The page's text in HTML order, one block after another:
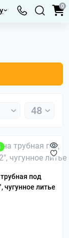
0
под
чугунное литье